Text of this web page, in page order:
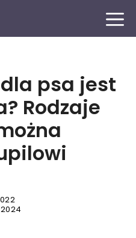
MENU
psa jest
Rodzaje
2024